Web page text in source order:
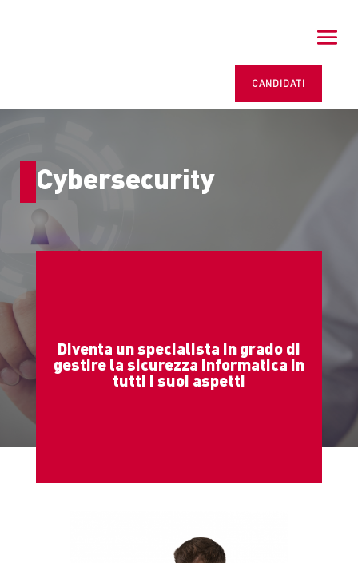
CANDIDATI
Cybersecurity
Diventa un specialista in grado di
gestire la sicurezza informatica in
tutti i suoi aspetti